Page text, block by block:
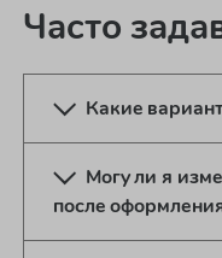
Часто
Какие
Могу ли я
после